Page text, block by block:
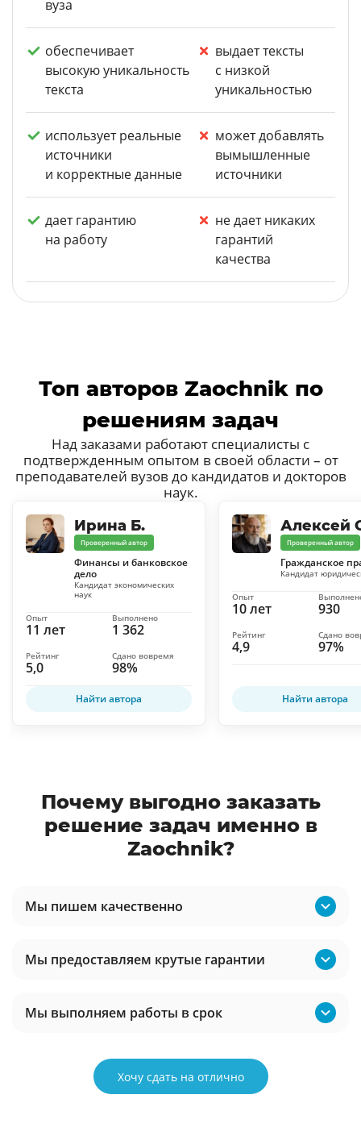
Почему выгодно заказать
решение задач именно в
Zaochnik?
Мы пишем качественно
Мы предоставляем крутые гарантии
Мы выполняем работы в срок
Хочу сдать на отлично
вуза
обеспечивает
высокую уникальность
текста
выдает тексты
с низкой
уникальностью
использует реальные
источники
и корректные данные
может добавлять
вымышленные
источники
дает гарантию
на работу
не дает никаких
гарантий
качества
Топ авторов Zaochnik по
решениям задач
Над заказами работают специалисты с
подтвержденным опытом в своей области – от
преподавателей вузов до кандидатов и докторов
наук.
Ирина Б.
Проверенный автор
Финансы и банковское
дело
Кандидат экономических
наук
11 лет
Опыт
1 362
Выполнено
5,0
Рейтинг
98%
Сдано вовремя
Найти автора
Алексей
Проверенный автор
Гражданское
Кандидат
10 лет
Опыт
930
4,9
Рейтинг
97%
Сдано
Найти автора